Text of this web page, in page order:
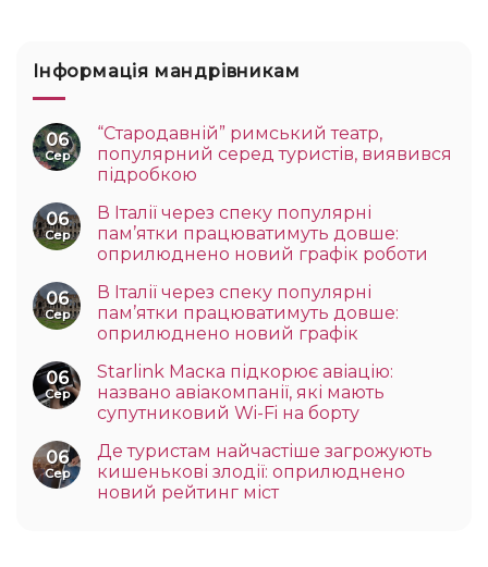
Інформація мандрівникам
06
Сер
“Стародавній” римський театр,
популярний серед туристів, виявився
підробкою
06
Сер
В Італії через спеку популярні
пам’ятки працюватимуть довше:
оприлюднено новий графік роботи
06
Сер
В Італії через спеку популярні
пам’ятки працюватимуть довше:
оприлюднено новий графік
06
Сер
Starlink Маска підкорює авіацію:
названо авіакомпанії, які мають
супутниковий Wi-Fi на борту
06
Сер
Де туристам найчастіше загрожують
кишенькові злодії: оприлюднено
новий рейтинг міст